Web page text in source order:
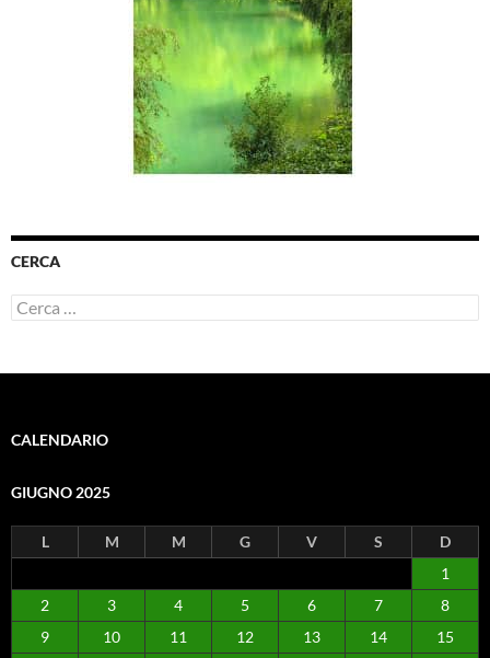
CERCA
Ricerca
per:
CALENDARIO
GIUGNO 2025
L M M G V S
D
1
2
3 4 5 6 7
8
9
10 11 12 13 14
15